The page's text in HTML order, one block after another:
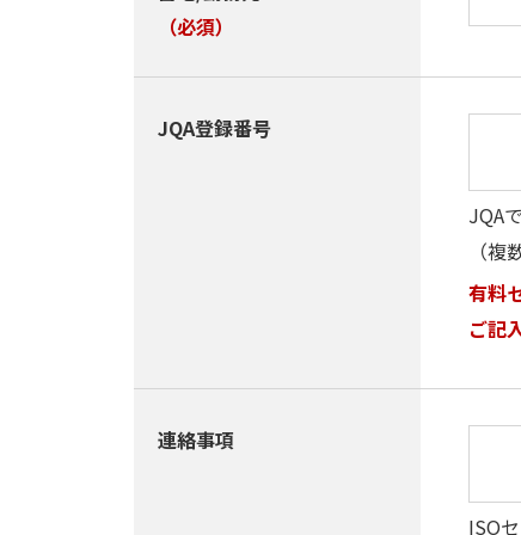
（必須）
JQA登録番号
JQA
（複
有料
ご記
連絡事項
ISO